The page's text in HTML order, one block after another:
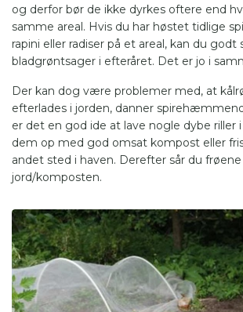
og derfor bør de ikke dyrkes oftere end
samme areal. Hvis du har høstet tidlige
rapini eller radiser på et areal, kan du godt
bladgrøntsager i efteråret. Det er jo i
Der kan dog være problemer med, at
efterlades i jorden, danner
er det en god ide at lave nogle dybe riller
dem op med god omsat kompost eller
andet sted i haven. Derefter sår du
jord/komposten.